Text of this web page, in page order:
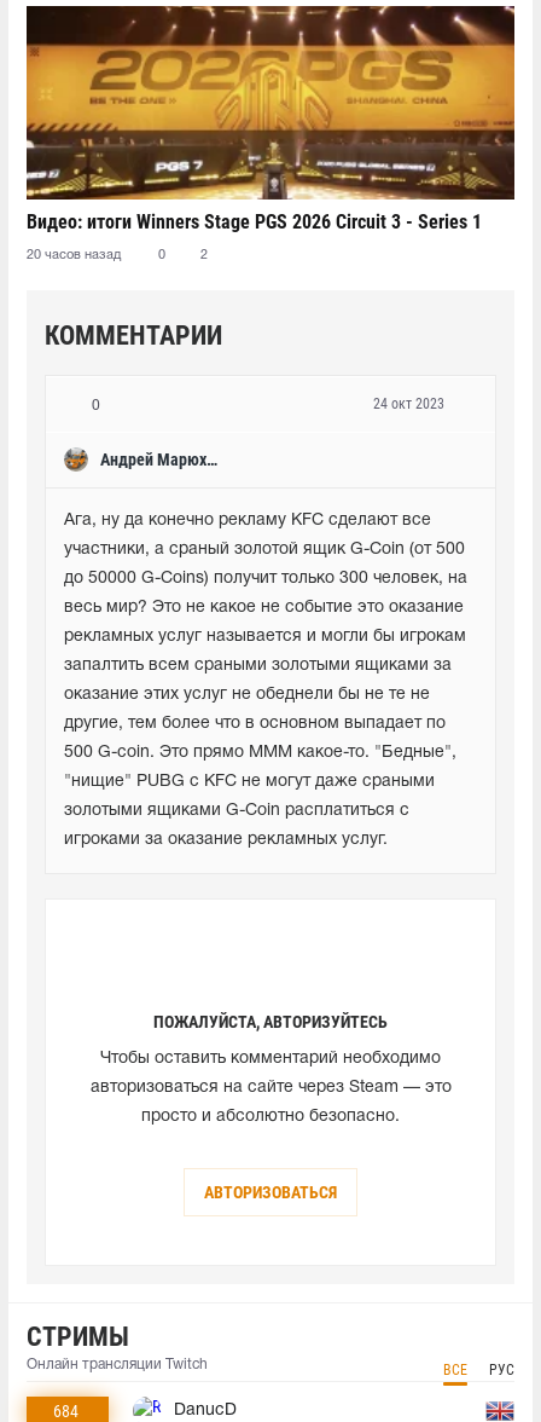
Видео: итоги Winners Stage PGS 2026 Circuit 3 - Series 1
20 часов назад 0 2
КОММЕНТАРИИ
0
Андрей Марюхин
24 окт 2023
Ага, ну да конечно рекламу KFC сделают все
участники, а сраный золотой ящик G-Coin (от 500
до 50000 G-Coins) получит только 300 человек, на
весь мир? Это не какое не событие это оказание
рекламных услуг называется и могли бы игрокам
запалтить всем сраными золотыми ящиками за
оказание этих услуг не обеднели бы не те не
другие, тем более что в основном выпадает по
500 G-coin. Это прямо МММ какое-то. "Бедные",
"нищие" PUBG с KFC не могут даже сраными
золотыми ящиками G-Coin расплатиться с
игроками за оказание рекламных услуг.
ПОЖАЛУЙСТА, АВТОРИЗУЙТЕСЬ
Чтобы оставить комментарий необходимо
авторизоваться на сайте через Steam — это
просто и абсолютно безопасно.
АВТОРИЗОВАТЬСЯ
СТРИМЫ
Онлайн трансляции Twitch ВСЕ РУС
684 DanucD